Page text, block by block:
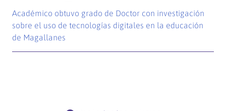
Académico obtuvo grado de Doctor con investigación
sobre el uso de tecnologías digitales en la educación
de Magallanes